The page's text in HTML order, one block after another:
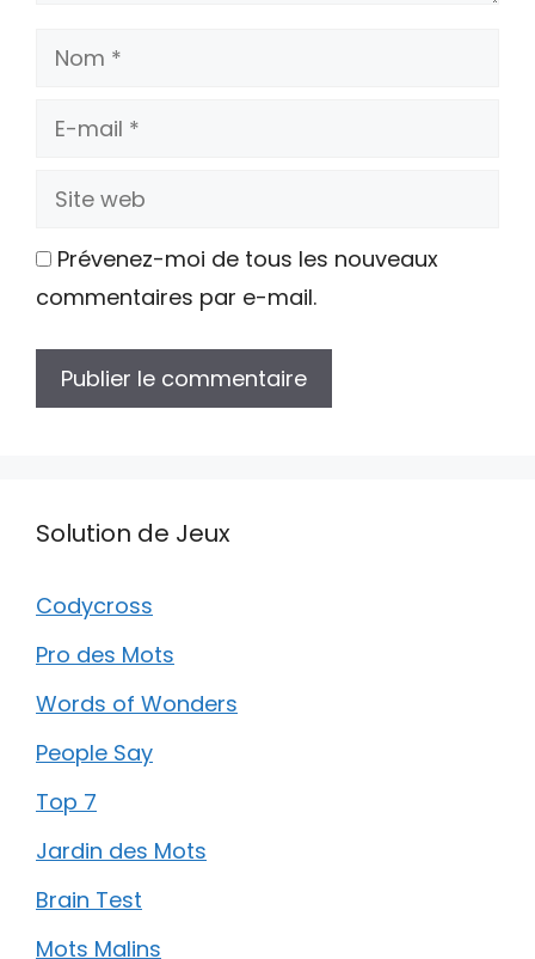
Nom
E-
Site
Prévenez-moi de tous les nouveaux
commentaires par e-mail.
Solution de Jeux
Codycross
Pro des Mots
Words of Wonders
People Say
Top 7
Jardin des Mots
Brain Test
Mots Malins